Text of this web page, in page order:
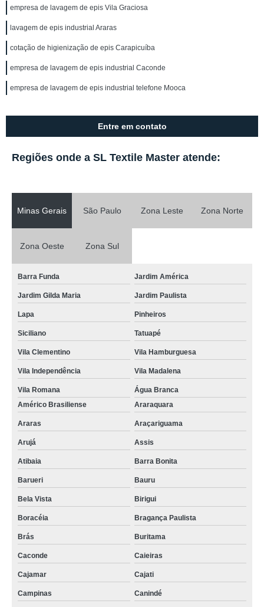
empresa de lavagem de epis Vila Graciosa
lavagem de epis industrial Araras
cotação de higienização de epis Carapicuíba
empresa de lavagem de epis industrial Caconde
empresa de lavagem de epis industrial telefone Mooca
Entre em contato
Regiões onde a SL Textile Master atende:
Minas Gerais São Paulo Zona Leste Zona Norte
Zona Oeste Zona Sul
Barra Funda Jardim América
Jardim Gilda Maria Jardim Paulista
Lapa Pinheiros
Siciliano Tatuapé
Vila Clementino Vila Hamburguesa
Vila Independência Vila Madalena
Vila Romana
Água Branca
Américo Brasiliense
Araraquara
Araras Araçariguama
Arujá Assis
Atibaia Barra Bonita
Barueri Bauru
Bela Vista Birigui
Boracéia Bragança Paulista
Brás Buritama
Caconde Caieiras
Cajamar Cajati
Campinas Canindé